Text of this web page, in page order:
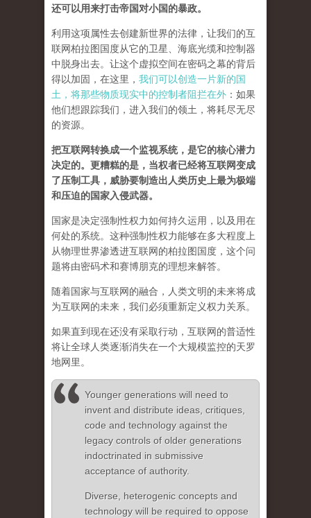
还可以用来打击帝国对小国的暴政。
利用这项属性去创建新世界的法律，让我们的互
联网柏拉图国度从它的卫星、海底光缆和控制器
中脱身出去。让这个虚拟空间在密码之幕的背后
得以加固，在这里， 我们可以创造一片新的国
土，将那些物质现实中的控制者阻拦在外 ：如果
他们想跟踪我们，进入我们的领土，将耗尽无尽
的资源。
把互联网转换成一个监视系统，是它的核心潜力
决定的。更糟糕的是，当权者已经将互联网变成
了压制工具，威胁要制造出人类历史上最为极端
和压迫的国家入侵武器。
国家是决定强制性权力如何持久运用，以及用在
何处的系统。这种强制性权力能够在多大程度上
从物理世界渗透进互联网的柏拉图国度，这个问
题将由密码术和赛博朋克的理想来解答。
随着国家与互联网的融合，人类文明的未来将成
为互联网的未来，我们必须重新定义权力关系。
如果直到现在还没有采取行动，互联网的普适性
将让全球人类逐渐消失在一个大规模监控的天罗
地网里。
Younger generations will need to
invent and distribute ideas, critiques,
code and technology against the
legacy controls of older generations
indoctrinated in submissive
acceptance of authority.
Diverse, heterogenic concepts and
technology will be required to oppose